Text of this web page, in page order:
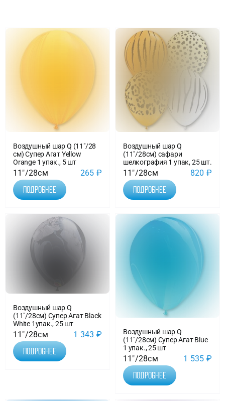
О нас
Отзывы
Контакты
Политика конфиденциальности
Воздушный шар Q (11″/28
см) Супер Агат Yellow
Orange 1 упак., 5 шт
11"/28см 265 ₽
Подробнее
Воздушный шар Q
(11″/28см) сафари
шелкография 1 упак, 25 шт.
11"/28см 820 ₽
Подробнее
Воздушный шар Q
(11″/28см) Супер Агат Black
White 1упак., 25 шт
11"/28см 1 343 ₽
Подробнее
Воздушный шар Q
(11″/28см) Супер Агат Blue
1 упак., 25 шт
11"/28см 1 535 ₽
Подробнее